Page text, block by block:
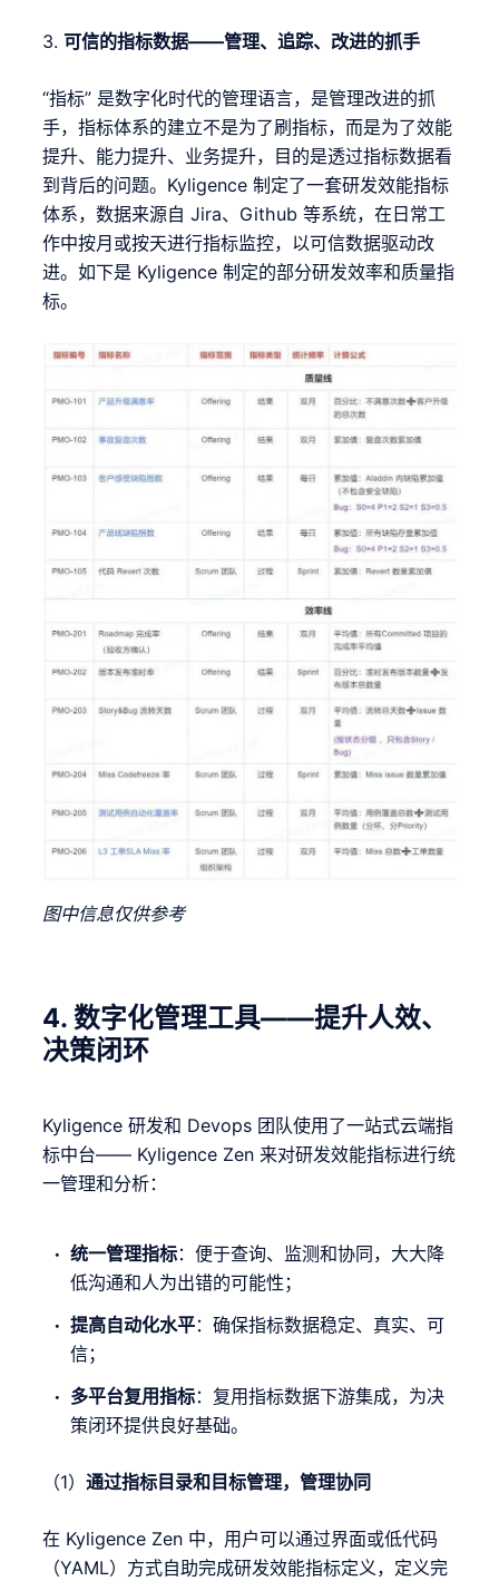
3.可信的指标数据——管理、追踪、改进的抓手
“指标” 是数字化时代的管理语言，是管理改进的抓
手，指标体系的建立不是为了刷指标，而是为了效能
提升、能力提升、业务提升，目的是透过指标数据看
到背后的问题。Kyligence 制定了一套研发效能指标
体系，数据来源自 Jira、Github 等系统，在日常工
作中按月或按天进行指标监控，以可信数据驱动改
进。如下是 Kyligence 制定的部分研发效率和质量指
标。
图中信息仅供参考
4. 数字化管理工具——提升人效、
决策闭环
Kyligence 研发和 Devops 团队使用了一站式云端指
标中台—— Kyligence Zen 来对研发效能指标进行统
一管理和分析：
统一管理指标：便于查询、监测和协同，大大降
低沟通和人为出错的可能性；
提高自动化水平：确保指标数据稳定、真实、可
信；
多平台复用指标：复用指标数据下游集成，为决
策闭环提供良好基础。
（1）通过指标目录和目标管理，管理协同
在 Kyligence Zen 中，用户可以通过界面或低代码
（YAML）方式自助完成研发效能指标定义，定义完